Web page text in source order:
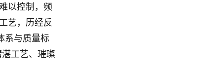
以控制，频
艺，历经反
系与质量标
工艺、璀璨